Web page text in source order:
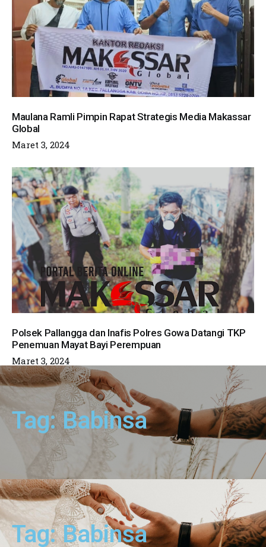
Maulana Ramli Pimpin Rapat Strategis Media Makassar
Global
Maret 3, 2024
Polsek Pallangga dan Inafis Polres Gowa Datangi TKP
Penemuan Mayat Bayi Perempuan
Maret 3, 2024
Tag: Babinsa
Tag: Babinsa